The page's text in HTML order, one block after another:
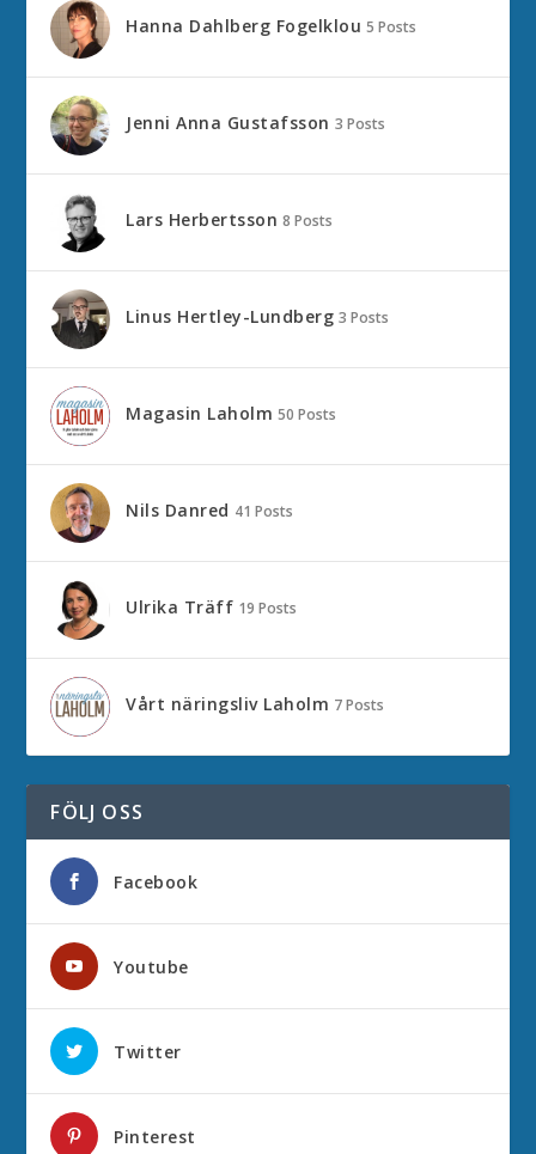
Hanna Dahlberg Fogelklou 5 Posts
Jenni Anna Gustafsson 3 Posts
Lars Herbertsson 8 Posts
Linus Hertley-Lundberg 3 Posts
Magasin Laholm 50 Posts
Nils Danred 41 Posts
Ulrika Träff 19 Posts
Vårt näringsliv Laholm 7 Posts
FÖLJ OSS
Facebook
Youtube
Twitter
Pinterest